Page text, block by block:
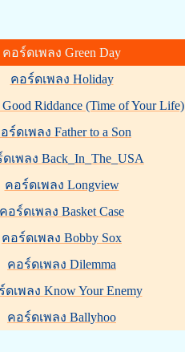
คอร์ดเพลง Green Day
คอร์ดเพลง Holiday
Riddance (Time of Your Life)
ร์ดเพลง Father to a Son
เพลง Back_In_The_USA
คอร์ดเพลง Longview
คอร์ดเพลง Basket Case
คอร์ดเพลง Bobby Sox
คอร์ดเพลง Dilemma
ดเพลง Know Your Enemy
คอร์ดเพลง Ballyhoo